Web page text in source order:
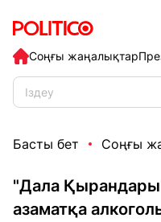
Соңғы жаңалықтар
Басты бет Соңғы
"Дала
азаматқа